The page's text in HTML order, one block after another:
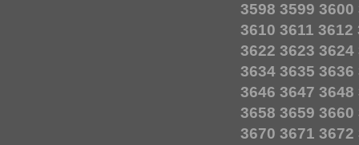
3598 3599 3600
3610 3611 3612
3622 3623 3624
3634 3635 3636
3646 3647 3648
3658 3659 3660
3670 3671 3672